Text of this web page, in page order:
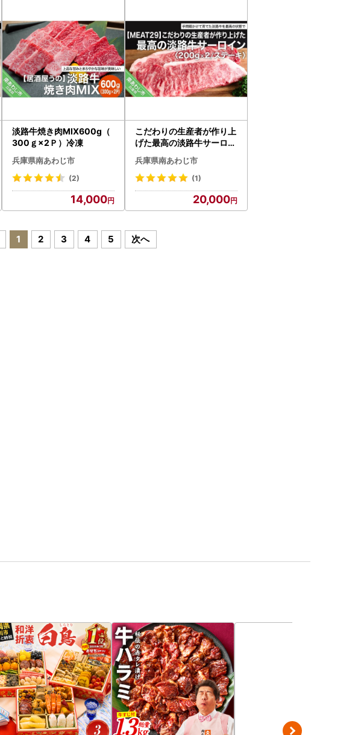
淡路牛焼き肉MIX600g（
300ｇ×2Ｐ）冷凍
兵庫県南あわじ市
(2)
14,000
こだわりの生産者が作り上
げた最高の淡路牛サーロイ
ン200g×2（ステーキ）
兵庫県南あわじ市
(1)
20,000
1 2 3 4 5 次へ